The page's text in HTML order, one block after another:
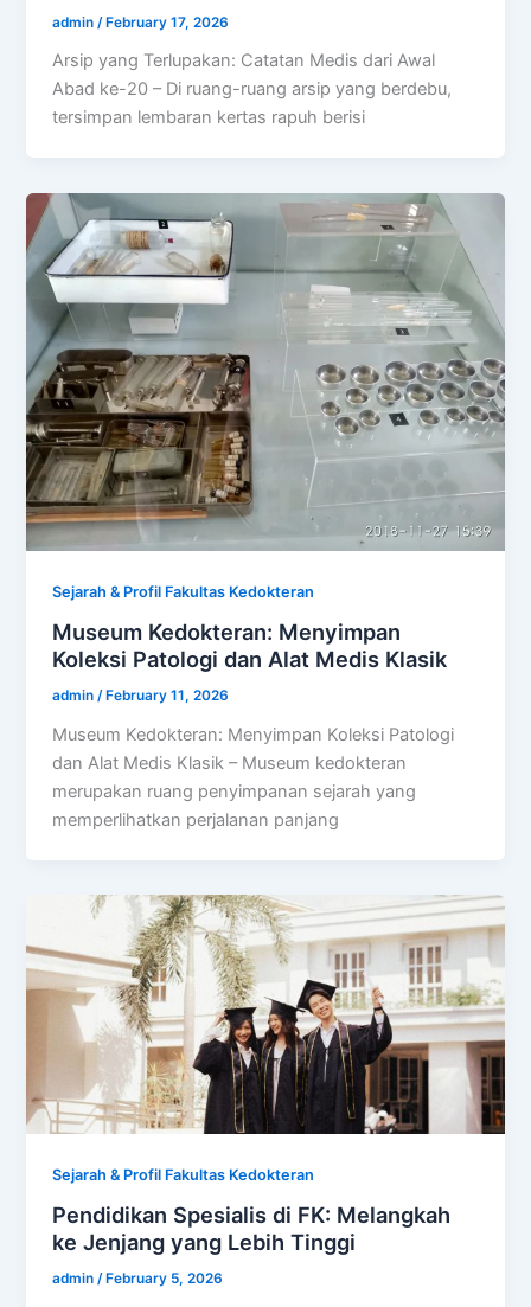
admin /February 17, 2026
Arsip yang Terlupakan: Catatan Medis dari Awal
Abad ke-20 – Di ruang-ruang arsip yang berdebu,
tersimpan lembaran kertas rapuh berisi
Sejarah & Profil Fakultas Kedokteran
Museum Kedokteran: Menyimpan
Koleksi Patologi dan Alat Medis Klasik
admin/ February 11, 2026
Museum Kedokteran: Menyimpan Koleksi Patologi
dan Alat Medis Klasik – Museum kedokteran
merupakan ruang penyimpanan sejarah yang
memperlihatkan perjalanan panjang
Sejarah & Profil Fakultas Kedokteran
Pendidikan Spesialis di FK: Melangkah
ke Jenjang yang Lebih Tinggi
admin/ February 5, 2026